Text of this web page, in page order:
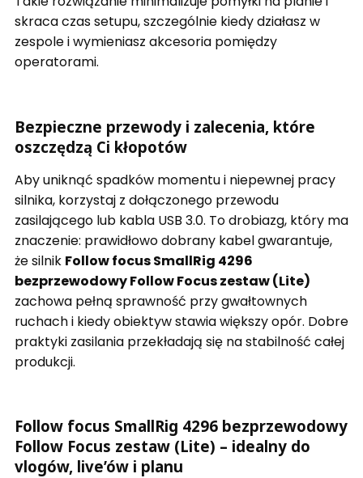
skraca czas setupu, szczególnie kiedy działasz w
zespole i wymieniasz akcesoria pomiędzy
operatorami.
Bezpieczne przewody i zalecenia, które
oszczędzą Ci kłopotów
Aby uniknąć spadków momentu i niepewnej pracy
silnika, korzystaj z dołączonego przewodu
zasilającego lub kabla USB 3.0. To drobiazg, który ma
znaczenie: prawidłowo dobrany kabel gwarantuje,
że silnik Follow focus SmallRig 4296
bezprzewodowy Follow Focus zestaw (Lite)
zachowa pełną sprawność przy gwałtownych
ruchach i kiedy obiektyw stawia większy opór. Dobre
praktyki zasilania przekładają się na stabilność całej
produkcji.
Follow focus SmallRig 4296 bezprzewodowy
Follow Focus zestaw (Lite) – idealny do
vlogów, live’ów i planu